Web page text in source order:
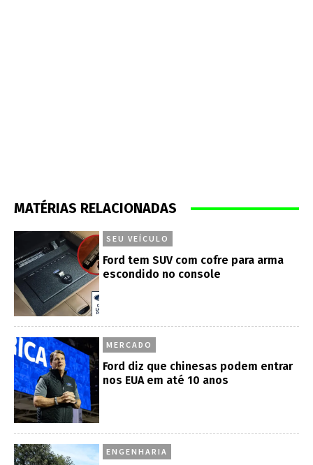
MATÉRIAS RELACIONADAS
SEU VEÍCULO
Ford tem SUV com cofre para arma
escondido no console
MERCADO
Ford diz que chinesas podem entrar
nos EUA em até 10 anos
ENGENHARIA